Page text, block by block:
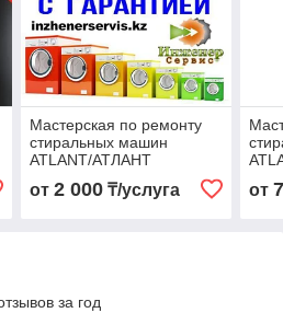
Мастерская по ремонту
стиральных машин
ATLANT/АТЛАНТ
от 2 000₸/услуга от
за год